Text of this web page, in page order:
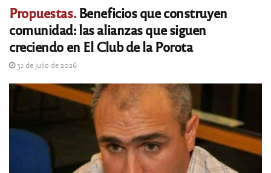
Propuestas.Beneficios que construyen
comunidad: las alianzas que siguen
creciendo en El Club de la Porota
31 de julio de 2026